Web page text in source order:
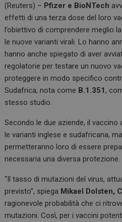
ce
b
o
o
k
ke
dI
n
at
s
A
p
p
(Reuters) – Pfizer e BioNTech
effetti di una terza dose del loro
l’obiettivo di comprendere meglio
le nuove varianti virali. Lo hanno
hanno anche spiegato di aver
regolatorie per testare un nuovo
proteggere in modo specifico
Sudafrica, nota come B.1.351,
stesso studio.
Secondo le due aziende, il
le varianti inglese e sudafricana,
permetteranno loro di essere
necessaria una diversa protezione.
“Il tasso di mutazioni del virus,
previsto”, spiega Mikael Dolsten,
ragionevole probabilità che ci
mutazioni. Così, per i vaccini